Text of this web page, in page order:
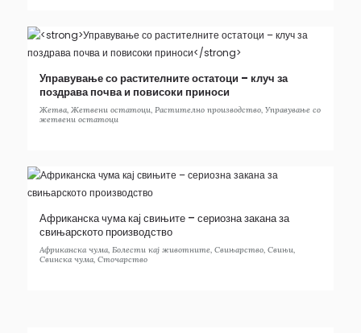
Управување со растителните остатоци – клуч за
поздрава почва и повисоки приноси
Жетва, Жетвени остатоци, Растително производство, Управување со
жетвени остатоци
Африканска чума кај свињите – сериозна закана за
свињарското производство
Африканска чума, Болести кај животните, Свињарство, Свињи,
Свинска чума, Сточарство